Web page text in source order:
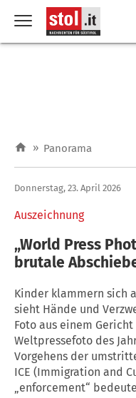
» Panorama
Auszeichnung
Donnerstag, 23. April 2026
„World Press
brutale
Kinder klammern sich
sieht Hände und
Foto aus einem
Weltpressefoto des
Vorgehens der
ICE (Immigration and
„enforcement“